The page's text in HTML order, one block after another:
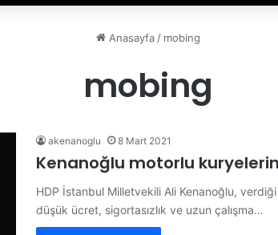
Anasayfa / mobing
mobing
akenanoglu 8 Mart 2021
Kenanoğlu motorlu kuryelerin
HDP İstanbul Milletvekili Ali Kenanoğlu,
düşük ücret, sigortasızlık ve uzun çalışma…